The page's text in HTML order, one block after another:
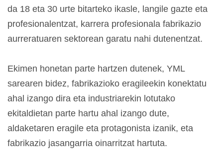
da 18 eta 30 urte bitarteko ikasle, langile gazte eta
profesionalentzat, karrera profesionala fabrikazio
aurreratuaren sektorean garatu nahi dutenentzat.
Ekimen honetan parte hartzen dutenek, YML
sarearen bidez, fabrikazioko eragileekin konektatu
ahal izango dira eta industriarekin lotutako
ekitaldietan parte hartu ahal izango dute,
aldaketaren eragile eta protagonista izanik, eta
fabrikazio jasangarria oinarritzat hartuta.